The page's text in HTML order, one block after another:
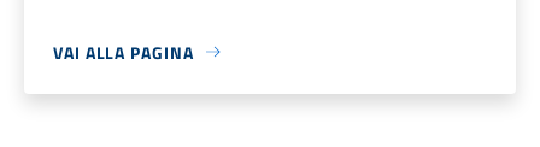
VAI ALLA PAGINA